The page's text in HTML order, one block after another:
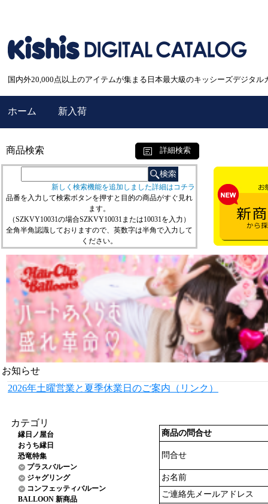
国内外20,000点以上のアイテムが集まる日本最大級のキッシーズデジタル
ホーム 新入荷
商品検索 詳細検索
新しく検索機能を追加しました詳細はコチラ
品番を入力して検索ボタンを押すと目的の商品がすぐ見れ
ます。
（SZKVY10031の場合SZKVY10031または10031を入力）
全角半角認識しておりますので、英数字は半角で入力して
ください。
お知らせ
2026年土曜営業と夏季休業日のご案内（リンク）
カテゴリ
縁日ノ屋台
おうち縁日
恐竜特集
プラスバルーン
ジャグリング
コンフェッティバルーン
BALLOON 新商品
商品の問合せ
問合せ
お名前
ご連絡先メールアドレス